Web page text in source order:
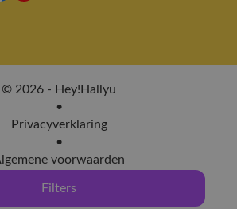
Filters
© 2026 - Hey!Hallyu
•
Privacyverklaring
•
voorwaarden